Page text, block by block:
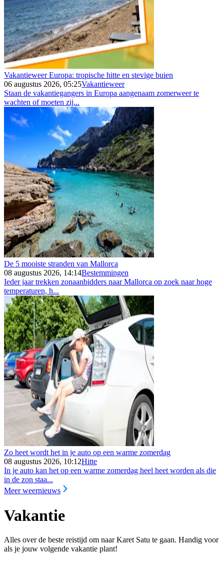
Vakantieweer Europa: tropische hitte en stevige buien
06 augustus 2026, 05:25Vakantieweer
Staan de vakantiegangers in Europa aangenaam zomerweer te
wachten of moeten zij...
De 5 mooiste stranden van Mallorca
08 augustus 2026, 14:14Bestemmingen
Ieder jaar trekken zonaanbidders naar Mallorca op zoek naar hoge
temperaturen, h...
Zo heet wordt het in je auto op een warme zomerdag
08 augustus 2026, 10:12Hitte
In je auto kan het op een warme zomerdag heel heet worden als die
in de zon staa...
Meer weernieuws
Vakantie
Alles over de beste reistijd om naar Karet Satu te gaan. Handig voor
als je jouw volgende vakantie plant!